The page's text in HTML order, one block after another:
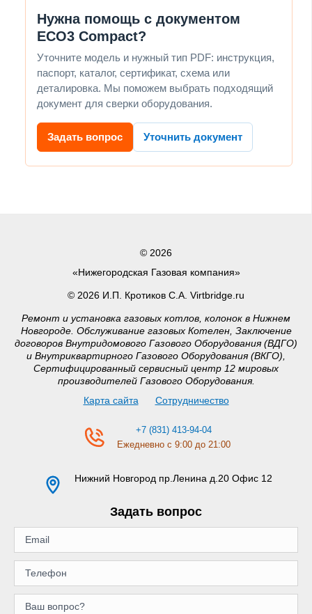
Нужна помощь с документом
ЕСО3 Compact?
Уточните модель и нужный тип PDF: инструкция,
паспорт, каталог, сертификат, схема или
деталировка. Мы поможем выбрать подходящий
документ для сверки оборудования.
Задать вопрос Уточнить документ
© 2026
«Нижегородская Газовая компания»
© 2026 И.П. Кротиков С.А. Virtbridge.ru
Ремонт и установка газовых котлов, колонок в Нижнем
Новгороде. Обслуживание газовых Котелен, Заключение
договоров Внутридомового Газового Оборудования (ВДГО)
и Внутриквартирного Газового Оборудования (ВКГО),
Сертифицированный сервисный центр 12 мировых
производителей Газового Оборудования.
Карта сайта
Сотрудничество
+7 (831) 413-94-04
Ежедневно с 9:00 до 21:00
Нижний Новгород пр.Ленина д.20 Офис 12
Задать вопрос